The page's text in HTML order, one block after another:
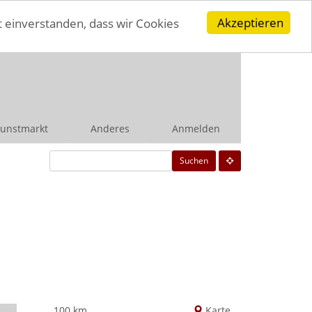
Akzeptieren
dass wir Cookies
Anderes Anmelden
Suchen